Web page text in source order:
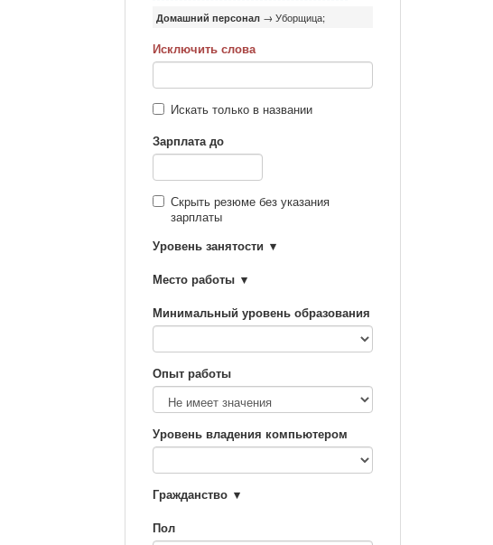
Домашний персонал → Уборщица;
Исключить слова
Искать только в названии
Зарплата до
Скрыть резюме без указания
зарплаты
Уровень занятости
Место работы
Минимальный уровень образования
Опыт работы
Уровень владения компьютером
Гражданство
Пол